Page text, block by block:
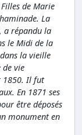
de Marie
La
a répandu la
le Midi de la
la vieille
de vie
1850. Il fut
En 1871 ses
être déposés
monument en